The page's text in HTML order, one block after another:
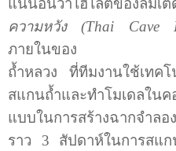
แน่นอนว่าไฮไลต์ของลิมิเ
ความหวัง (Thai Cave
ภายในของ
ถ้ำหลวง ที่ทีมงานใช้เทค
สแกนถ้ำและทำโมเดลในค
แบบในการสร้างฉากจำล
ราว 3 สัปดาห์ในการสแก